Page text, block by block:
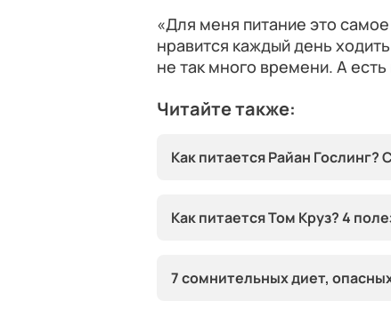
«Для меня питание это
нравится каждый день
не так много времени. А
Читайте также:
Как питается Райан
Как питается Том Круз? 4
7 сомнительных диет,